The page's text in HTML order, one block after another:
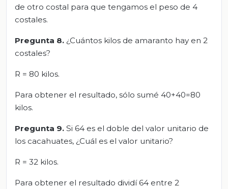
de otro costal para que tengamos el peso de 4
costales.
Pregunta 8. ¿Cuántos kilos de amaranto hay en 2
costales?
R = 80 kilos.
Para obtener el resultado, sólo sumé 40+40=80
kilos.
Pregunta 9. Si 64 es el doble del valor unitario de
los cacahuates, ¿Cuál es el valor unitario?
R = 32 kilos.
Para obtener el resultado dividí 64 entre 2